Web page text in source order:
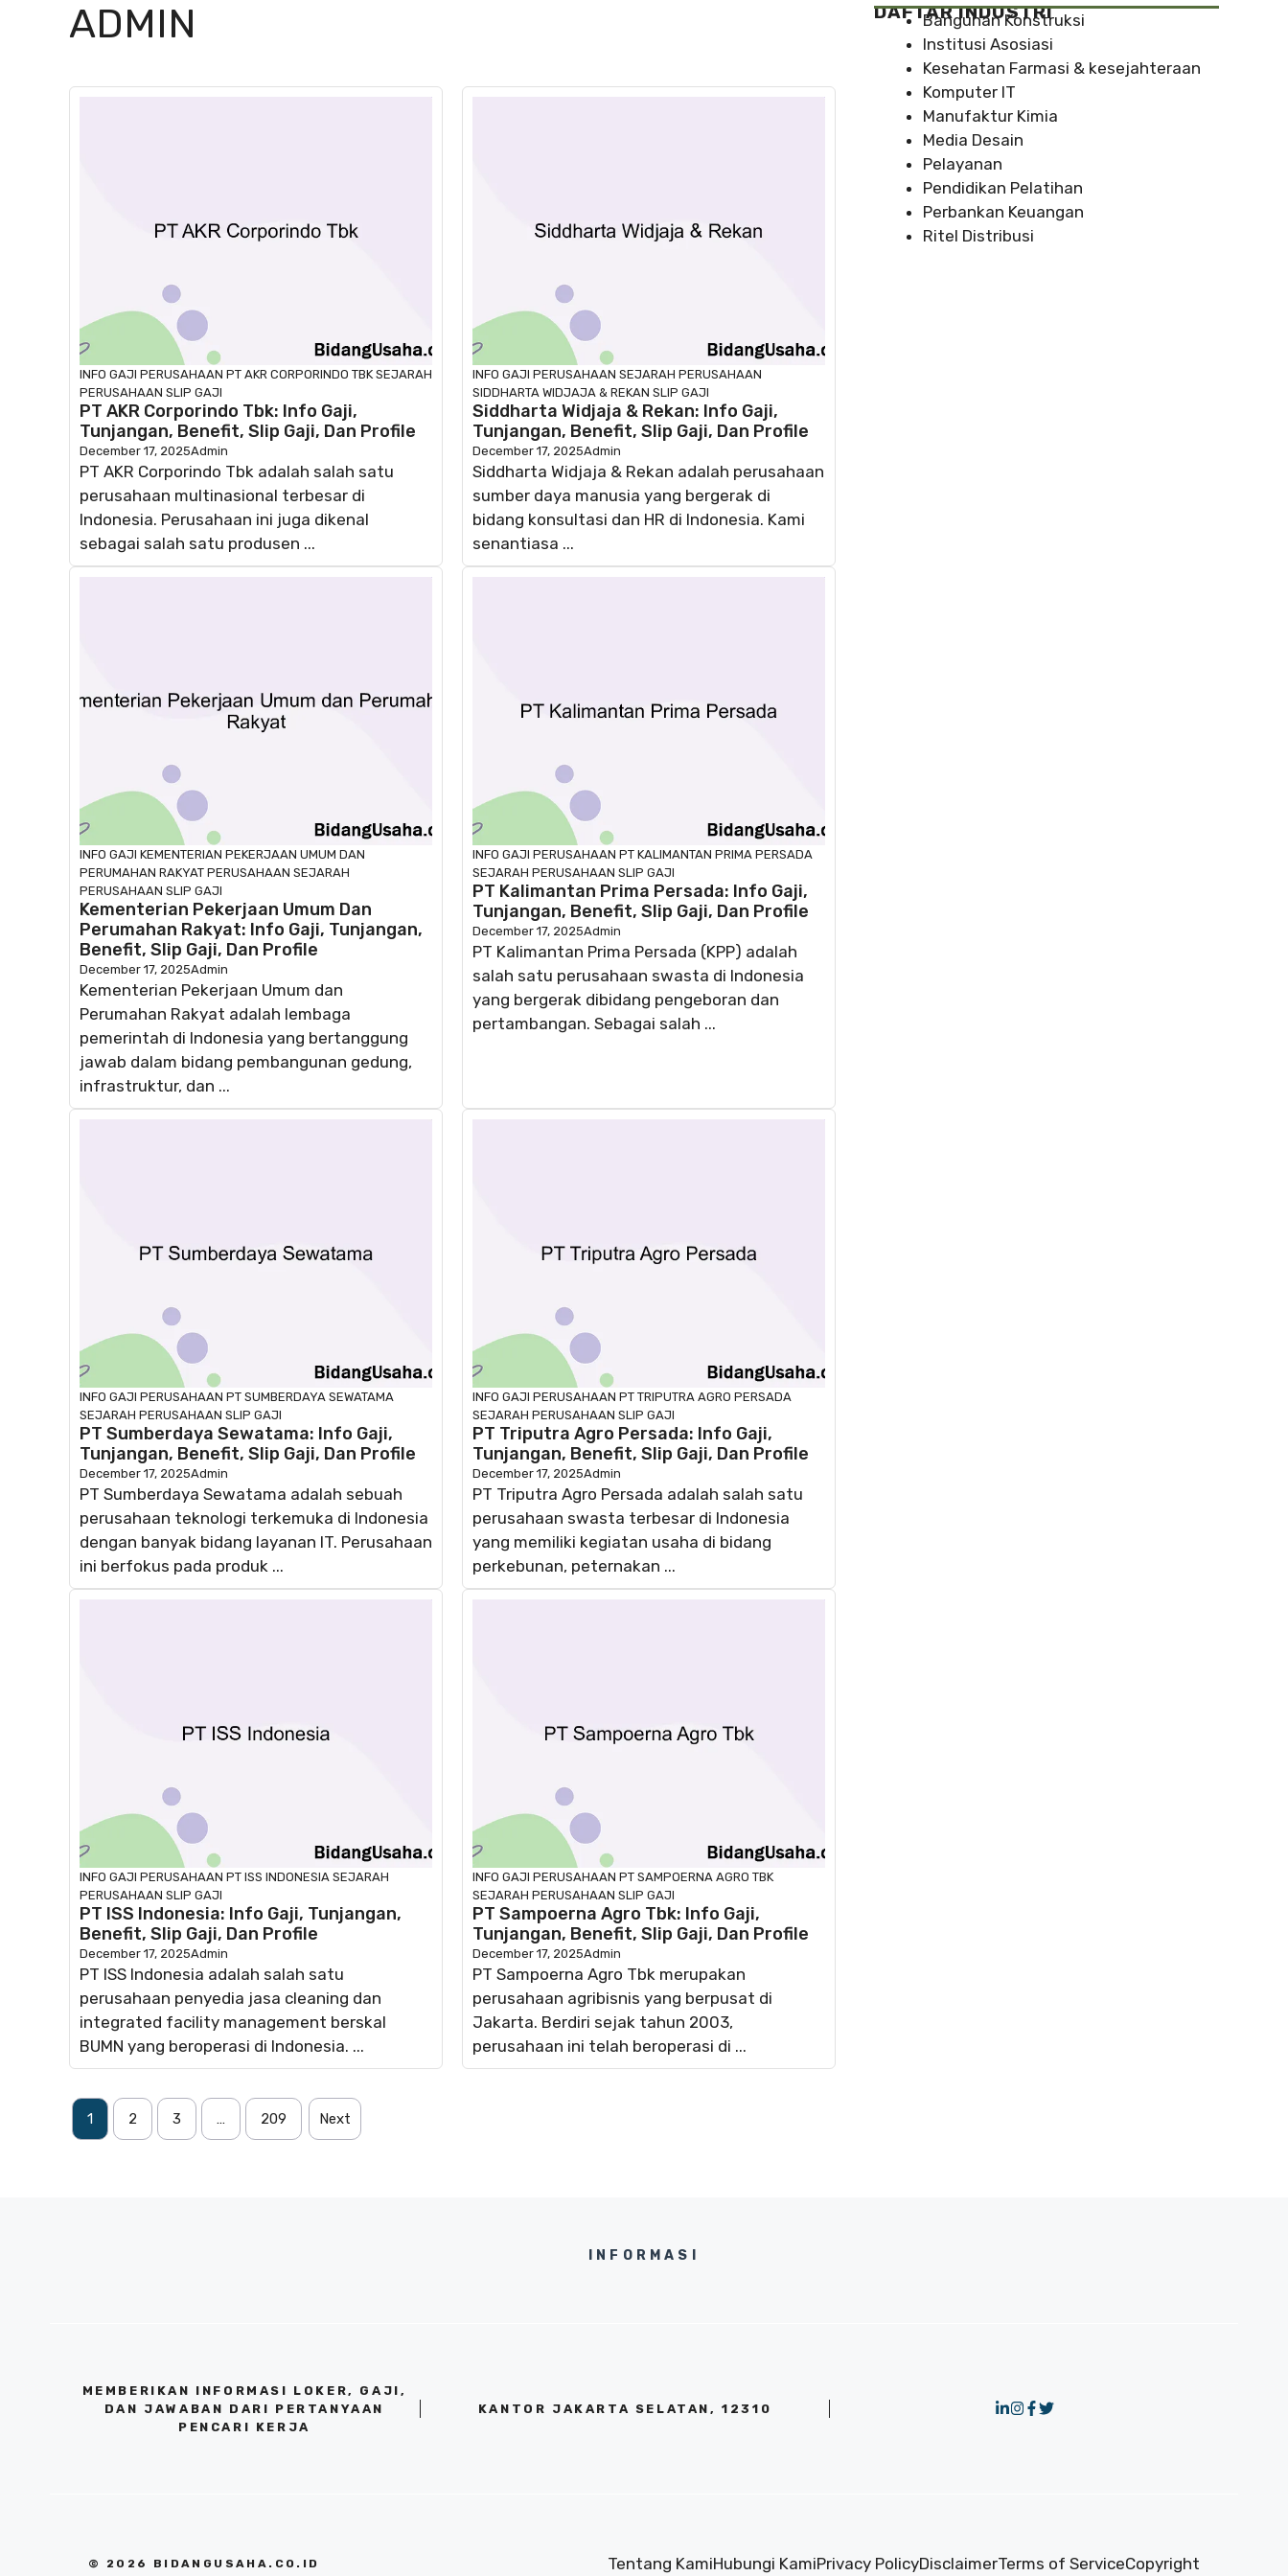
ADMIN
INFO GAJI PERUSAHAAN PT AKR CORPORINDO TBK SEJARAH
PERUSAHAAN SLIP GAJI
PT AKR Corporindo Tbk: Info Gaji,
Tunjangan, Benefit, Slip Gaji, Dan Profile
December 17, 2025Admin
PT AKR Corporindo Tbk adalah salah satu
perusahaan multinasional terbesar di
Indonesia. Perusahaan ini juga dikenal
sebagai salah satu produsen ...
INFO GAJI PERUSAHAAN SEJARAH PERUSAHAAN
SIDDHARTA WIDJAJA & REKAN SLIP GAJI
Siddharta Widjaja & Rekan: Info Gaji,
Tunjangan, Benefit, Slip Gaji, Dan Profile
December 17, 2025Admin
Siddharta Widjaja & Rekan adalah perusahaan
sumber daya manusia yang bergerak di
bidang konsultasi dan HR di Indonesia. Kami
senantiasa ...
INFO GAJI KEMENTERIAN PEKERJAAN UMUM DAN
PERUMAHAN RAKYAT PERUSAHAAN SEJARAH
PERUSAHAAN SLIP GAJI
Kementerian Pekerjaan Umum Dan
Perumahan Rakyat: Info Gaji, Tunjangan,
Benefit, Slip Gaji, Dan Profile
December 17, 2025Admin
Kementerian Pekerjaan Umum dan
Perumahan Rakyat adalah lembaga
pemerintah di Indonesia yang bertanggung
jawab dalam bidang pembangunan gedung,
infrastruktur, dan ...
INFO GAJI PERUSAHAAN PT KALIMANTAN PRIMA PERSADA
SEJARAH PERUSAHAAN SLIP GAJI
PT Kalimantan Prima Persada: Info Gaji,
Tunjangan, Benefit, Slip Gaji, Dan Profile
December 17, 2025Admin
PT Kalimantan Prima Persada (KPP) adalah
salah satu perusahaan swasta di Indonesia
yang bergerak dibidang pengeboran dan
pertambangan. Sebagai salah ...
INFO GAJI PERUSAHAAN PT SUMBERDAYA SEWATAMA
SEJARAH PERUSAHAAN SLIP GAJI
PT Sumberdaya Sewatama: Info Gaji,
Tunjangan, Benefit, Slip Gaji, Dan Profile
December 17, 2025Admin
PT Sumberdaya Sewatama adalah sebuah
perusahaan teknologi terkemuka di Indonesia
dengan banyak bidang layanan IT. Perusahaan
ini berfokus pada produk ...
INFO GAJI PERUSAHAAN PT TRIPUTRA AGRO PERSADA
SEJARAH PERUSAHAAN SLIP GAJI
PT Triputra Agro Persada: Info Gaji,
Tunjangan, Benefit, Slip Gaji, Dan Profile
December 17, 2025Admin
PT Triputra Agro Persada adalah salah satu
perusahaan swasta terbesar di Indonesia
yang memiliki kegiatan usaha di bidang
perkebunan, peternakan ...
INFO GAJI PERUSAHAAN PT ISS INDONESIA SEJARAH
PERUSAHAAN SLIP GAJI
PT ISS Indonesia: Info Gaji, Tunjangan,
Benefit, Slip Gaji, Dan Profile
December 17, 2025Admin
PT ISS Indonesia adalah salah satu
perusahaan penyedia jasa cleaning dan
integrated facility management berskal
BUMN yang beroperasi di Indonesia. ...
INFO GAJI PERUSAHAAN PT SAMPOERNA AGRO TBK
SEJARAH PERUSAHAAN SLIP GAJI
PT Sampoerna Agro Tbk: Info Gaji,
Tunjangan, Benefit, Slip Gaji, Dan Profile
December 17, 2025Admin
PT Sampoerna Agro Tbk merupakan
perusahaan agribisnis yang berpusat di
Jakarta. Berdiri sejak tahun 2003,
perusahaan ini telah beroperasi di ...
1 2 3 … 209 Next
DAFTAR INDUSTRI
Bangunan Konstruksi
Institusi Asosiasi
Kesehatan Farmasi & kesejahteraan
Komputer IT
Manufaktur Kimia
Media Desain
Pelayanan
Pendidikan Pelatihan
Perbankan Keuangan
Ritel Distribusi
INFORMASI
MEMBERIKAN INFORMASI LOKER, GAJI,
DAN JAWABAN DARI PERTANYAAN
PENCARI KERJA
KANTOR JAKARTA SELATAN, 12310
© 2026 BIDANGUSAHA.CO.ID Tentang KamiHubungi KamiPrivacy PolicyDisclaimerTerms of ServiceCopyright